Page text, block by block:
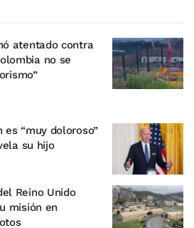
atentado contra
no se
es “muy doloroso”
su hijo
Reino Unido
misión en